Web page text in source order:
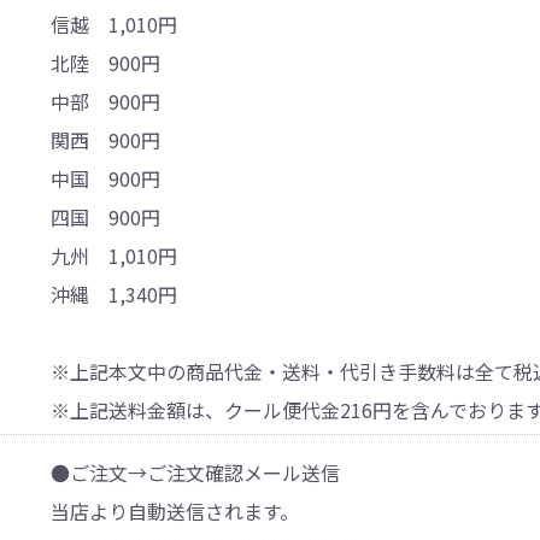
信越 1,010円
北陸 900円
中部 900円
関西 900円
中国 900円
四国 900円
九州 1,010円
沖縄 1,340円
※上記本文中の商品代金・送料・代引き手数料は全て税
※上記送料金額は、クール便代金216円を含んでおります
●ご注文→ご注文確認メール送信
当店より自動送信されます。